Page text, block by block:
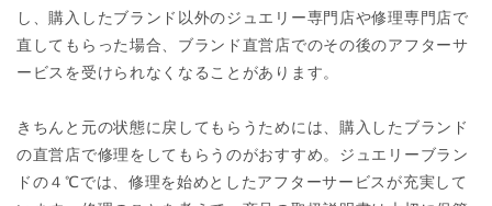
し、購入したブランド以外のジュエリー専門店や修理専門店で
直してもらった場合、ブランド直営店でのその後のアフターサ
ービスを受けられなくなることがあります。
きちんと元の状態に戻してもらうためには、購入したブランド
の直営店で修理をしてもらうのがおすすめ。ジュエリーブラン
ドの４℃では、修理を始めとしたアフターサービスが充実して